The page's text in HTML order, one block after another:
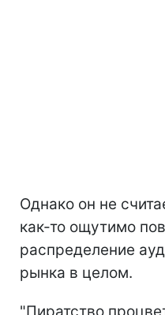
Однако он не
как-то ощутимо
распределение
рынка в целом.